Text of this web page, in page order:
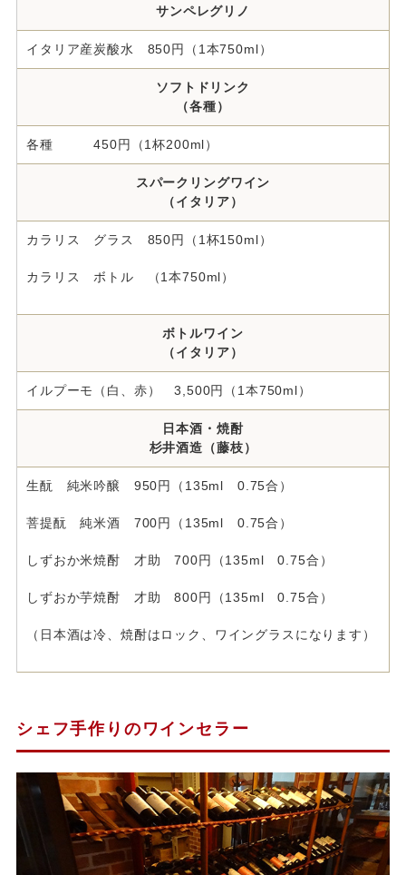
サンペレグリノ
イタリア産炭酸水 850円（1本750ml）
ソフトドリンク
（各種）
各種 450円（1杯200ml）
スパークリングワイン
（イタリア）
カラリス グラス 850円（1杯150ml）
カラリス ボトル （1本750ml）
ボトルワイン
（イタリア）
イルプーモ（白、赤） 3,500円（1本750ml）
日本酒・焼酎
杉井酒造（藤枝）
生酛 純米吟醸 950円（135ml 0.75合）
菩提酛 純米酒 700円（135ml 0.75合）
しずおか米焼酎 才助 700円（135ml 0.75合）
しずおか芋焼酎 才助 800円（135ml 0.75合）
（日本酒は冷、焼酎はロック、ワイングラスになります）
シェフ手作りのワインセラー